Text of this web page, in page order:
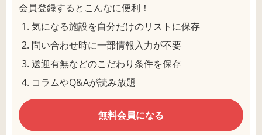
会員登録するとこんなに便利！
気になる施設を自分だけのリストに保存
問い合わせ時に一部情報入力が不要
送迎有無などのこだわり条件を保存
コラムやQ&Aが読み放題
無料会員になる